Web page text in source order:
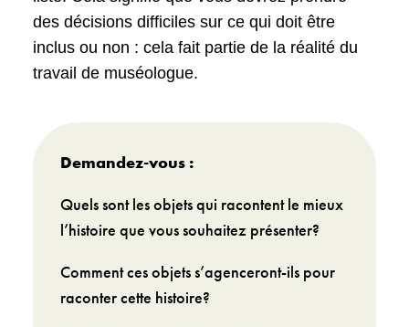
des décisions difficiles sur ce qui doit être
inclus ou non : cela fait partie de la réalité du
travail de muséologue.
Demandez-vous :
Quels sont les objets qui racontent le mieux
l’histoire que vous souhaitez présenter?
Comment ces objets s’agenceront-ils pour
raconter cette histoire?